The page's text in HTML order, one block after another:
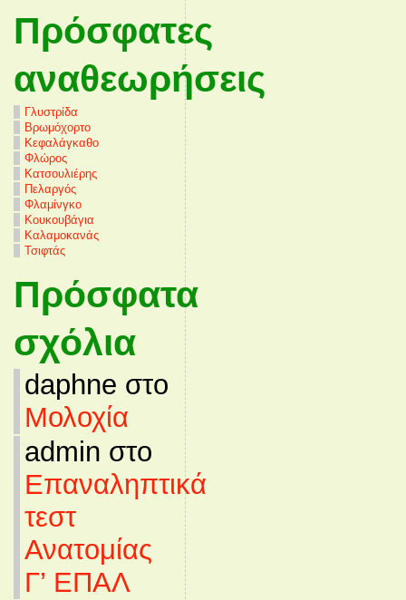
Πρόσφατες
αναθεωρήσεις
Γλυστρίδα
Βρωμόχορτο
Κεφαλάγκαθο
Φλώρος
Κατσουλιέρης
Πελαργός
Φλαμίνγκο
Κουκουβάγια
Καλαμοκανάς
Τσιφτάς
Πρόσφατα
σχόλια
daphne στο
Μολοχία
admin στο
Επαναληπτικά
τεστ
Ανατομίας
Γ’ ΕΠΑΛ